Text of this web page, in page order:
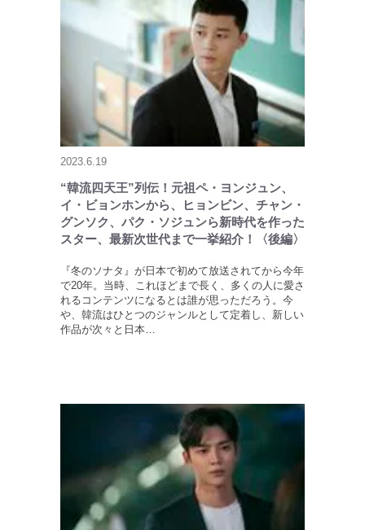
2023.6.19
“韓流四天王”列伝！元祖ペ・ヨンジュン、
イ・ビョンホンから、ヒョンビン、チャン・
グンソク、パク・ソジュンら新時代を作った
スター、最新次世代まで一挙紹介！〈後編〉
『冬のソナタ』が日本で初めて放送されてから今年
で20年。当時、これほどまで長く、多くの人に愛さ
れるコンテンツになるとは誰が思っただろう。今
や、韓流はひとつのジャンルとして定着し、新しい
作品が次々と日本…